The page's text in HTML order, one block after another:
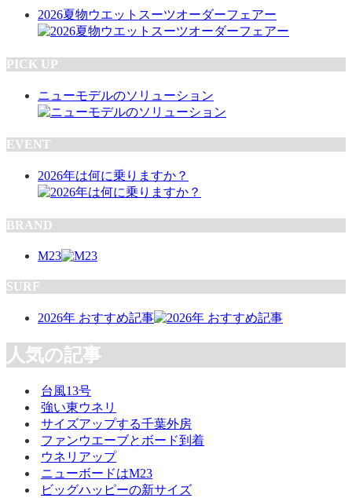
2026夏物ウエットスーツオーダーフェアー
PICK UP
ニューモデルのソリューション
EVENT
2026年は何に乗りますか？
BRAND
M23
SURF
2026年 おすすめ記事
人気の記事
台風13号
強い東ウネリ
サイズアップする千葉外房
ファンウエーブとボード到着
ウネリアップ
ニューボードはM23
ビッグハッピーの新サイズ